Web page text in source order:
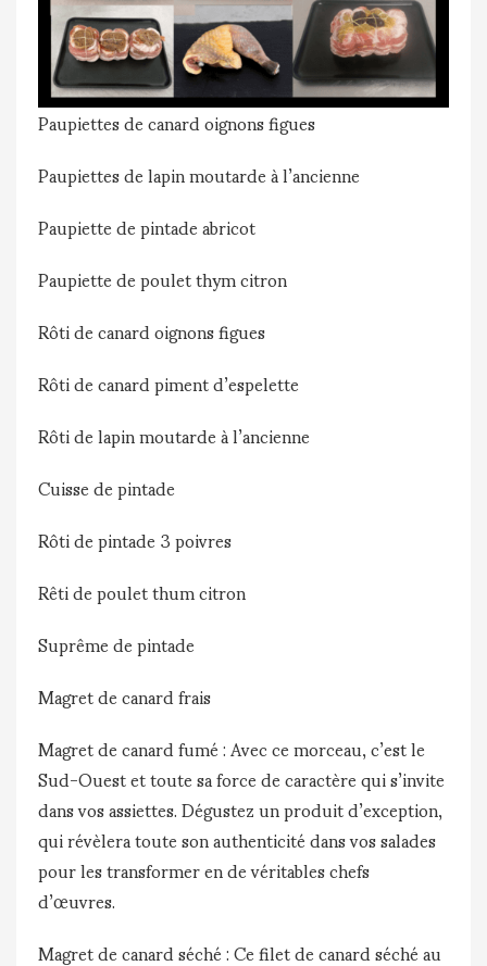
Paupiettes de canard oignons figues
Paupiettes de lapin moutarde à l’ancienne
Paupiette de pintade abricot
Paupiette de poulet thym citron
Rôti de canard oignons figues
Rôti de canard piment d’espelette
Rôti de lapin moutarde à l’ancienne
Cuisse de pintade
Rôti de pintade 3 poivres
Rêti de poulet thum citron
Suprême de pintade
Magret de canard frais
Magret de canard fumé : Avec ce morceau, c’est le
Sud-Ouest et toute sa force de caractère qui s’invite
dans vos assiettes. Dégustez un produit d’exception,
qui révèlera toute son authenticité dans vos salades
pour les transformer en de véritables chefs
d’œuvres.
Magret de canard séché : Ce filet de canard séché au